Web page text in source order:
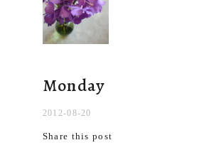
Monday
2012-08-20
Share this post